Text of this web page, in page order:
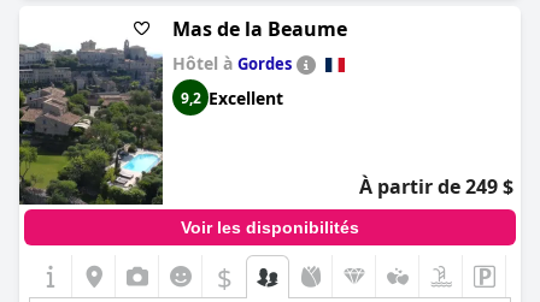
Mas de la Beaume
Hôtel à Gordes
9,2 Excellent
À partir de 249 $
Voir les disponibilités
$